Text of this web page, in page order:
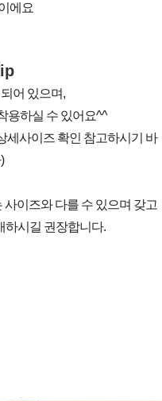
에요
어 있으며,
용하실 수 있어요^^
세사이즈 확인 참고하시기 바
이즈와 다를 수 있으며 갖고
하시길 권장합니다.